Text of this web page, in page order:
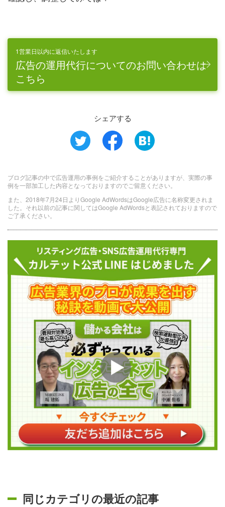
1営業日以内に返信いたします
広告の運用代行についてのお問い合わせは
こちら
シェアする
ブログ記事の中で広告運用の事例をご紹介することがありますが、実際の事
例を一部加工した内容となっておりますのでご留意ください。
また、2018年7月24日よりGoogle AdWordsはGoogle広告に名称変更されま
した。それ以前の記事に関してはGoogle AdWordsと表記されておりますので
ご了承ください。
同じカテゴリの最近の記事